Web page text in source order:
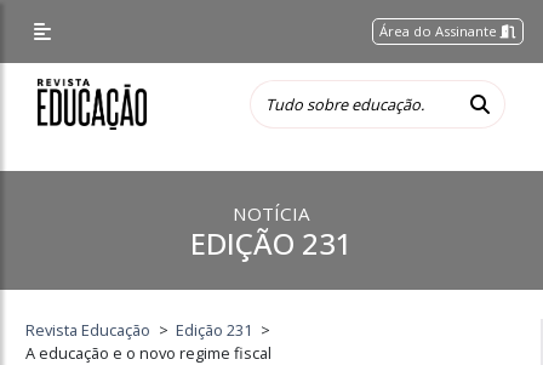
Área do Assinante
NOTÍCIA
EDIÇÃO 231
Revista Educação > Edição 231 >
A educação e o novo regime fiscal